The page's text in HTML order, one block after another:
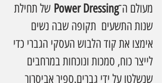
מעולם ה־Power Dressing של תחילת
שנות התשעים  תקופה שבה נשים
אימצו את קוד הלבוש העסקי הגברי כדי
לייצר כוח, סמכות ונוכחות במרחבים
שנשלטו על ידי גברים.ספיר אביסרור